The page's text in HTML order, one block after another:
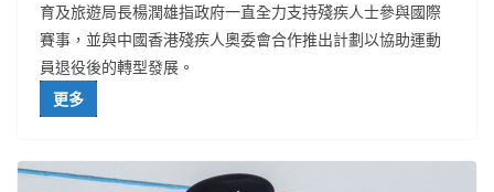
育及旅遊局長楊潤雄指政府一直全力支持殘疾人士參與國際
賽事，並與中國香港殘疾人奧委會合作推出計劃以協助運動
員退役後的轉型發展。
更多